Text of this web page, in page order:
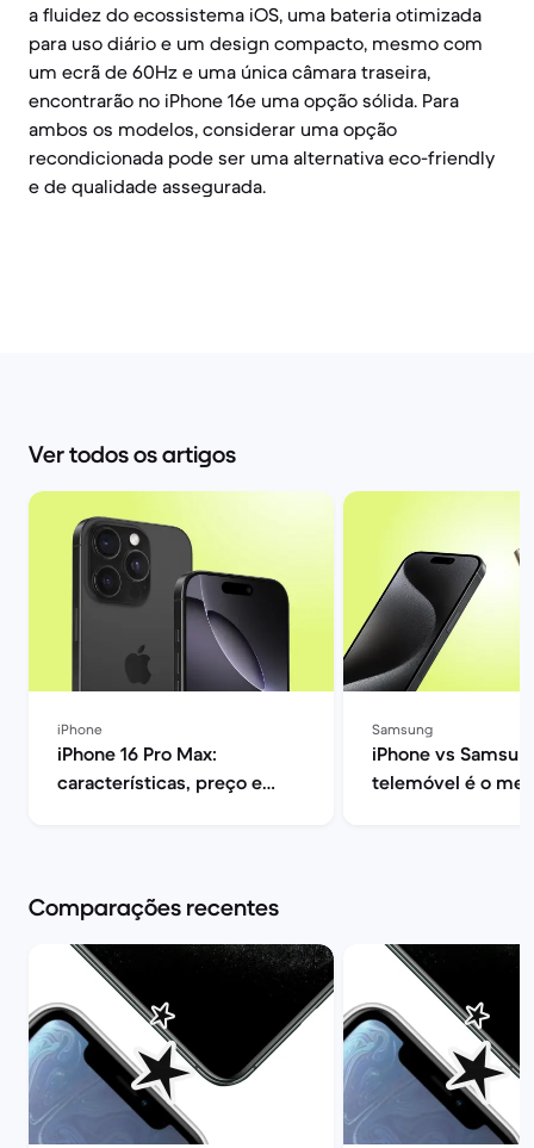
a fluidez do ecossistema iOS, uma bateria otimizada
para uso diário e um design compacto, mesmo com
um ecrã de 60Hz e uma única câmara traseira,
encontrarão no iPhone 16e uma opção sólida. Para
ambos os modelos, considerar uma opção
recondicionada pode ser uma alternativa eco-friendly
e de qualidade assegurada.
Ver todos os artigos
iPhone
iPhone 16 Pro Max:
características, preço e
Samsung
iPhone vs
telemóvel é o
Comparações recentes